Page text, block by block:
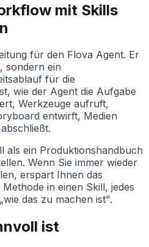
mit Skills
für den Flova Agent. Er
sondern ein
für die
wie der Agent die Aufgabe
Werkzeuge aufruft,
entwirft, Medien
als ein Produktionshandbuch
Wenn Sie immer wieder
erspart Ihnen das
in einen Skill, jedes
das zu machen ist".
ist